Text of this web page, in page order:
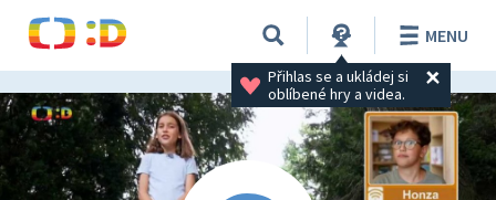
Přihlas se a ukládej si
oblíbené hry a videa.
MENU